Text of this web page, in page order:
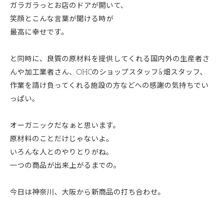
ガラガラっとお店のドアが開いて、
笑顔とこんな言葉が聞ける時が
最高に幸せです。
と同時に、良質の原材料を提供してくれる国内外の生産者さ
んや加工業者さん、OHCのショップスタッフ&畑スタッフ、
作業を請け負ってくれる施設の方などへの感謝の気持ちでい
っぱい。
オーガニックだなぁと思います。
原材料のことだけじゃないよ。
いろんな人とのやりとりがね。
一つの商品が出来上がるまでの。
今日は神奈川、大阪から新商品の打ち合わせ。